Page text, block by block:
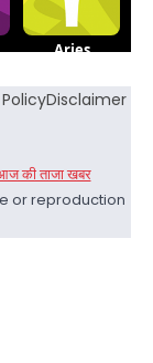
Disclaimer
की ताजा खबर
or reproduction